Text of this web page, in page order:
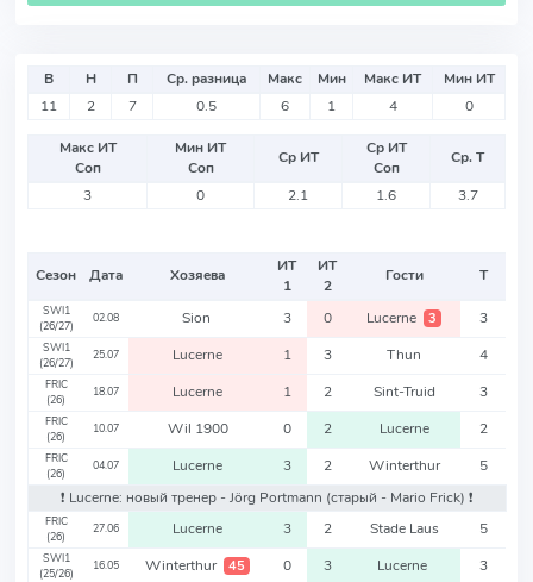
В Н П Ср. разница Макс Мин Макс ИТ
Мин ИТ
11
2 7 0.5 6 1 4 0
Макс ИТ
Соп
Мин ИТ
Соп
Ср ИТ
Ср ИТ
Соп
Ср. Т
3
0 2.1 1.6 3.7
Сезон Дата Хозяева
ИТ
1
ИТ
2
Гости Т
SWI1
(26/27)
02.08 Sion 3 0 Lucerne 3 3
SWI1
(26/27)
25.07 Lucerne 1 3 Thun 4
FRIC
(26)
18.07 Lucerne 1 2 Sint-Truid 3
FRIC
(26)
10.07 Wil 1900 0 2 Lucerne 2
FRIC
(26)
04.07 Lucerne 3 2 Winterthur
5
❗️ Lucerne: новый тренер - Jörg Portmann (старый - Mario Frick) ❗️
FRIC
(26)
27.06 Lucerne 3 2 Stade Laus 5
SWI1
(25/26)
16.05 Winterthur 45 0 3 Lucerne 3